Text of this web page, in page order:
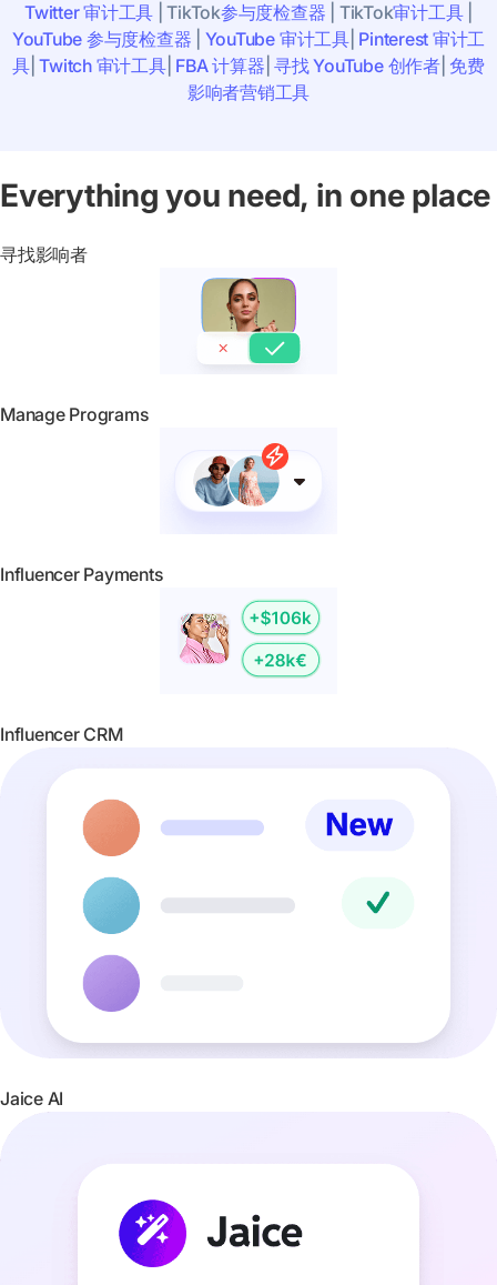
Twitter 审计工具
TikTok参与度检查器 TikTok审计工具
YouTube 参与度检查器
YouTube 审计工具| Pinterest 审计工
具| Twitch 审计工具| FBA 计算器 寻找 YouTube 创作者| 免费
影响者营销工具
Everything you need, in one place
寻找影响者
Manage Programs
Influencer Payments
Influencer CRM
Jaice AI